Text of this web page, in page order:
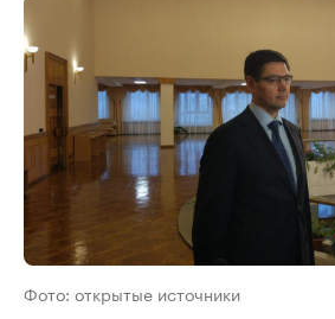
Фото: открытые источники